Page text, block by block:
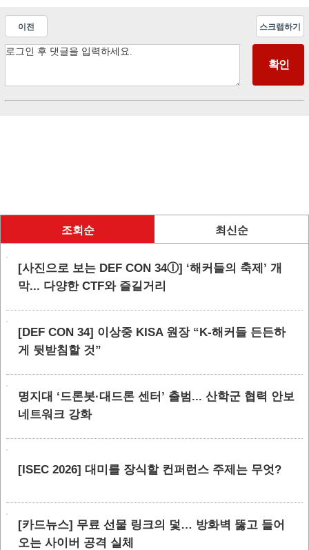
이전 스크랩하기
조회순 최신순
[사진으로 보는 DEF CON 34ⓛ] ‘해커들의 축제’ 개
막... 다양한 CTF와 즐길거리
[DEF CON 34] 이상중 KISA 원장 “K-해커들 든든하
게 뒷받침할 것”
명지대 ‘드론봇·대드론 센터’ 출범... 산학군 협력 안보
네트워크 강화
[ISEC 2026] 대미를 장식할 컨퍼런스 주제는 무엇?
[카드뉴스] 무료 선물 링크의 덫… 방화벽 뚫고 들어
오는 사이버 공격 실체